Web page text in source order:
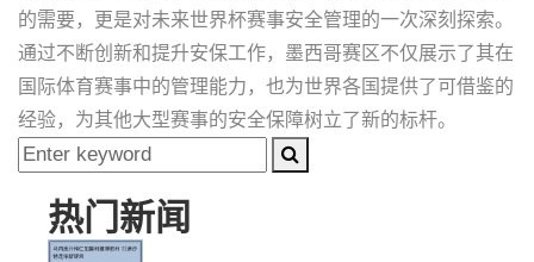
的需要，更是对未来世界杯赛事安全管理的一次深刻探索。
通过不断创新和提升安保工作，墨西哥赛区不仅展示了其在
国际体育赛事中的管理能力，也为世界各国提供了可借鉴的
经验，为其他大型赛事的安全保障树立了新的标杆。
热门新闻